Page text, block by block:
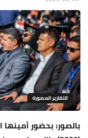
التقارير المصورة
بالصور: بحضور